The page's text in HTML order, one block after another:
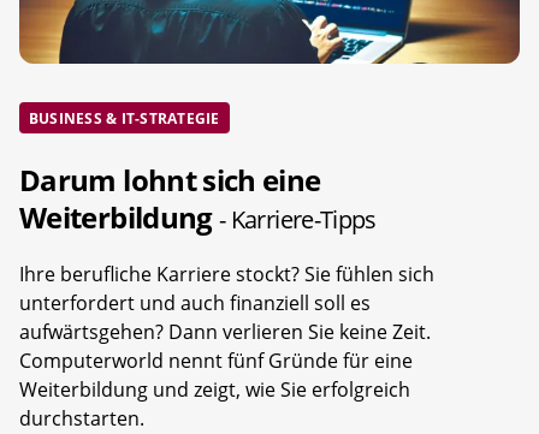
BUSINESS & IT-STRATEGIE
Darum lohnt sich eine
Weiterbildung- Karriere-Tipps
Ihre berufliche Karriere stockt? Sie fühlen sich
unterfordert und auch finanziell soll es
aufwärtsgehen? Dann verlieren Sie keine Zeit.
Computerworld nennt fünf Gründe für eine
Weiterbildung und zeigt, wie Sie erfolgreich
durchstarten.